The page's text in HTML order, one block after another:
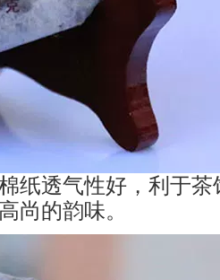
纸透气性好，利于茶
尚的韵味。